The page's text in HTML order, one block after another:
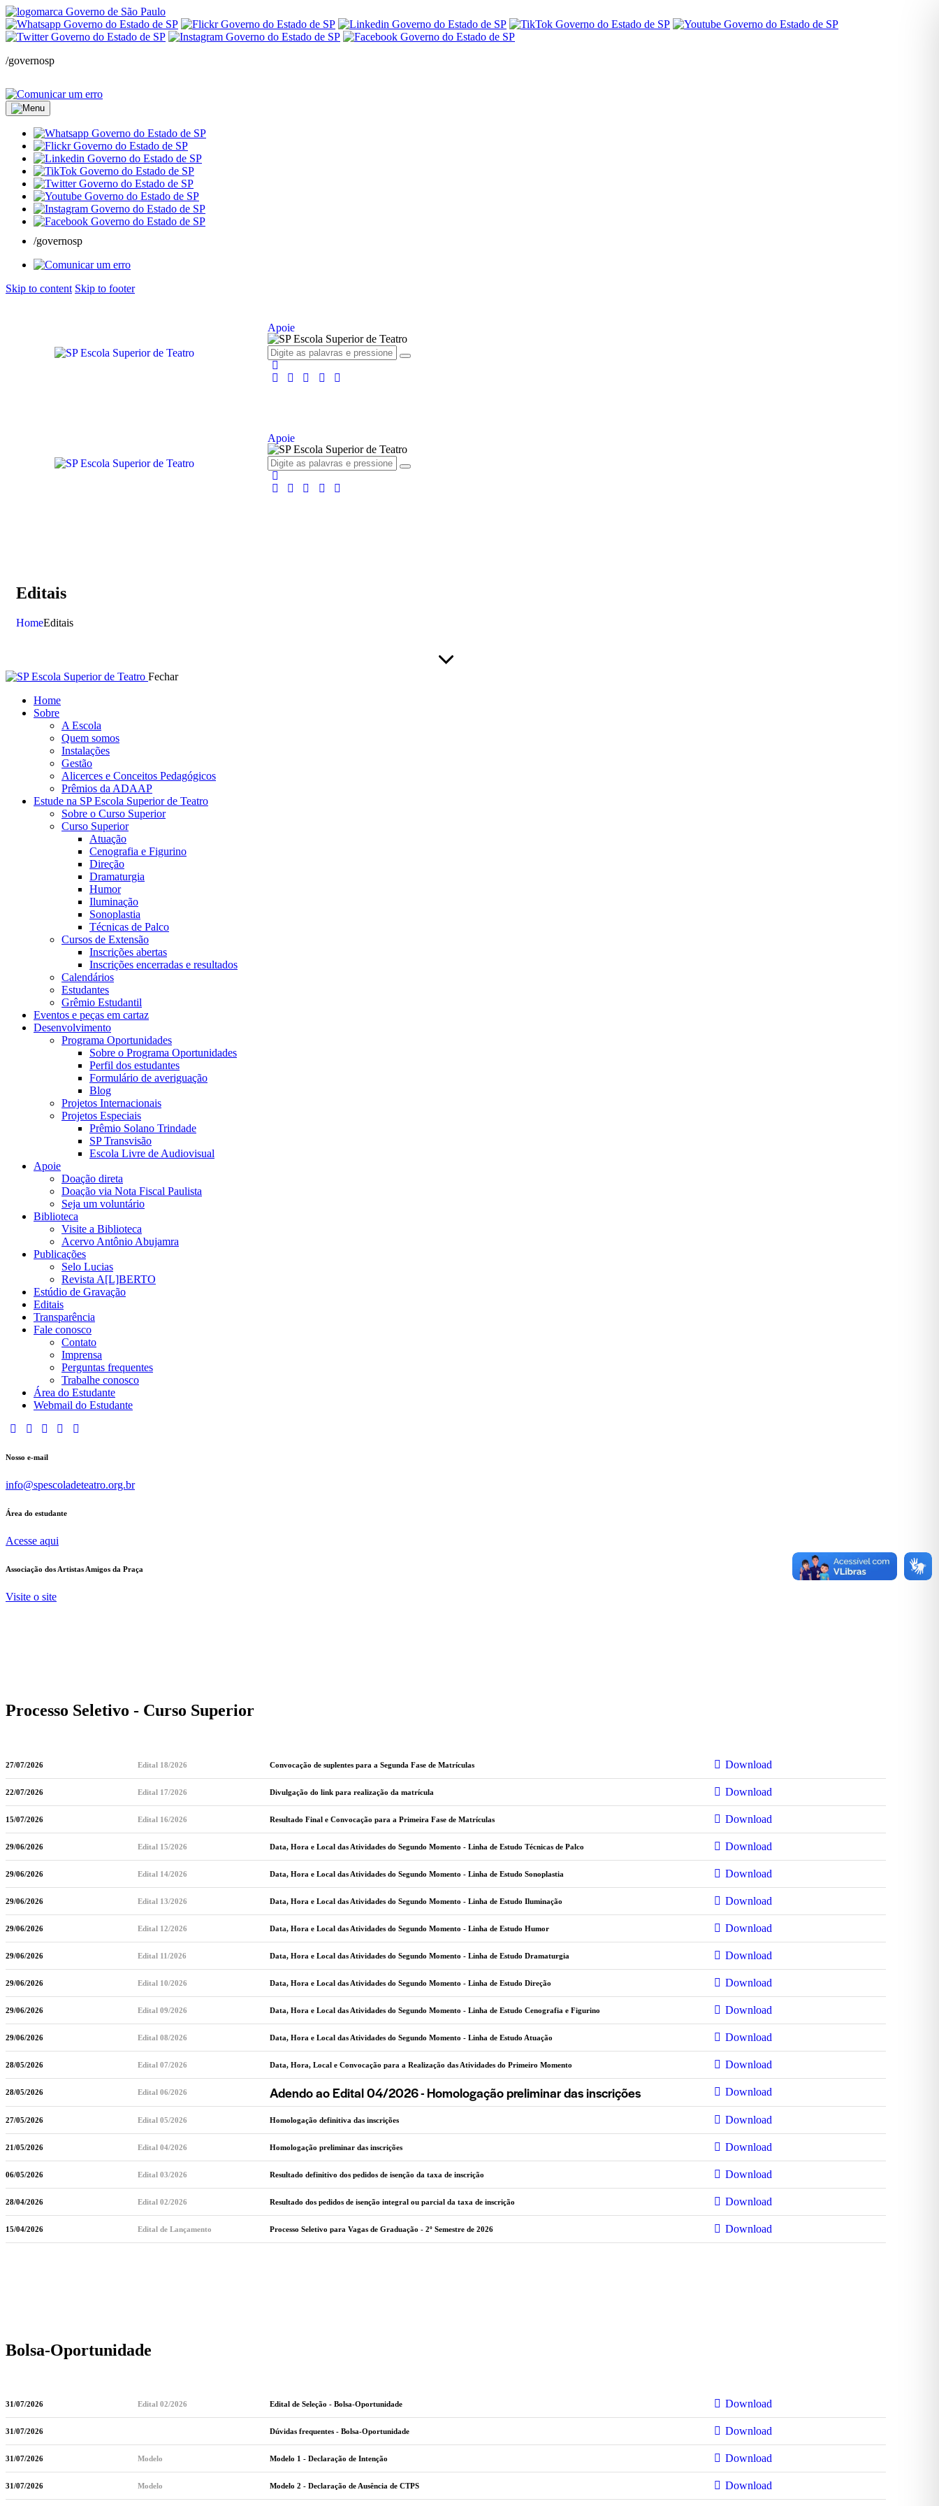
/governosp
/governosp
Skip to content Skip to footer
Apoie
Apoie
Editais
HomeEditais
Fechar
Home
Sobre
A Escola
Quem somos
Instalações
Gestão
Alicerces e Conceitos Pedagógicos
Prêmios da ADAAP
Estude na SP Escola Superior de Teatro
Sobre o Curso Superior
Curso Superior
Atuação
Cenografia e Figurino
Direção
Dramaturgia
Humor
Iluminação
Sonoplastia
Técnicas de Palco
Cursos de Extensão
Inscrições abertas
Inscrições encerradas e resultados
Calendários
Estudantes
Grêmio Estudantil
Eventos e peças em cartaz
Desenvolvimento
Programa Oportunidades
Sobre o Programa Oportunidades
Perfil dos estudantes
Formulário de averiguação
Blog
Projetos Internacionais
Projetos Especiais
Prêmio Solano Trindade
SP Transvisão
Escola Livre de Audiovisual
Apoie
Doação direta
Doação via Nota Fiscal Paulista
Seja um voluntário
Biblioteca
Visite a Biblioteca
Acervo Antônio Abujamra
Publicações
Selo Lucias
Revista A[L]BERTO
Estúdio de Gravação
Editais
Transparência
Fale conosco
Contato
Imprensa
Perguntas frequentes
Trabalhe conosco
Área do Estudante
Webmail do Estudante
Nosso e-mail
info@spescoladeteatro.org.br
Área do estudante
Acesse aqui
Associação dos Artistas Amigos da Praça
Visite o site
Processo Seletivo - Curso Superior
27/07/2026 Edital 18/2026 Convocação de suplentes para a Segunda Fase de Matrículas Download
22/07/2026 Edital 17/2026 Divulgação do link para realização da matrícula Download
15/07/2026 Edital 16/2026 Resultado Final e Convocação para a Primeira Fase de Matrículas Download
29/06/2026 Edital 15/2026 Data, Hora e Local das Atividades do Segundo Momento - Linha de Estudo Técnicas de Palco Download
29/06/2026 Edital 14/2026 Data, Hora e Local das Atividades do Segundo Momento - Linha de Estudo Sonoplastia Download
29/06/2026 Edital 13/2026 Data, Hora e Local das Atividades do Segundo Momento - Linha de Estudo Iluminação Download
29/06/2026 Edital 12/2026 Data, Hora e Local das Atividades do Segundo Momento - Linha de Estudo Humor Download
29/06/2026 Edital 11/2026 Data, Hora e Local das Atividades do Segundo Momento - Linha de Estudo Dramaturgia Download
29/06/2026 Edital 10/2026 Data, Hora e Local das Atividades do Segundo Momento - Linha de Estudo Direção Download
29/06/2026 Edital 09/2026 Data, Hora e Local das Atividades do Segundo Momento - Linha de Estudo Cenografia e Figurino Download
29/06/2026 Edital 08/2026 Data, Hora e Local das Atividades do Segundo Momento - Linha de Estudo Atuação Download
28/05/2026 Edital 07/2026 Data, Hora, Local e Convocação para a Realização das Atividades do Primeiro Momento Download
28/05/2026 Edital 06/2026 Adendo ao Edital 04/2026 - Homologação preliminar das inscrições Download
27/05/2026 Edital 05/2026 Homologação definitiva das inscrições Download
21/05/2026 Edital 04/2026 Homologação preliminar das inscrições Download
06/05/2026 Edital 03/2026 Resultado definitivo dos pedidos de isenção da taxa de inscrição Download
28/04/2026 Edital 02/2026 Resultado dos pedidos de isenção integral ou parcial da taxa de inscrição Download
15/04/2026 Edital de Lançamento Processo Seletivo para Vagas de Graduação - 2º Semestre de 2026 Download
Bolsa-Oportunidade
31/07/2026 Edital 02/2026 Edital de Seleção - Bolsa-Oportunidade Download
31/07/2026 Dúvidas frequentes - Bolsa-Oportunidade Download
31/07/2026 Modelo Modelo 1 - Declaração de Intenção Download
31/07/2026 Modelo Modelo 2 - Declaração de Ausência de CTPS Download